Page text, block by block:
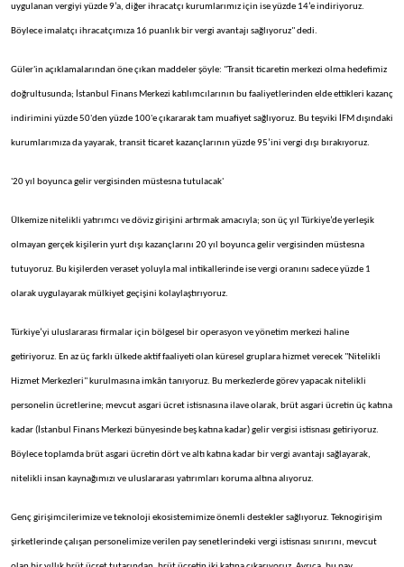
uygulanan vergiyi yüzde 9’a, diğer ihracatçı kurumlarımız için ise yüzde 14’e indiriyoruz.
Böylece imalatçı ihracatçımıza 16 puanlık bir vergi avantajı sağlıyoruz" dedi.
Güler'in açıklamalarından öne çıkan maddeler şöyle: "Transit ticaretin merkezi olma hedefimiz
doğrultusunda; İstanbul Finans Merkezi katılımcılarının bu faaliyetlerinden elde ettikleri kazanç
indirimini yüzde 50'den yüzde 100'e çıkararak tam muafiyet sağlıyoruz. Bu teşviki İFM dışındaki
kurumlarımıza da yayarak, transit ticaret kazançlarının yüzde 95’ini vergi dışı bırakıyoruz.
'20 yıl boyunca gelir vergisinden müstesna tutulacak'
Ülkemize nitelikli yatırımcı ve döviz girişini artırmak amacıyla; son üç yıl Türkiye’de yerleşik
olmayan gerçek kişilerin yurt dışı kazançlarını 20 yıl boyunca gelir vergisinden müstesna
tutuyoruz. Bu kişilerden veraset yoluyla mal intikallerinde ise vergi oranını sadece yüzde 1
olarak uygulayarak mülkiyet geçişini kolaylaştırıyoruz.
Türkiye’yi uluslararası firmalar için bölgesel bir operasyon ve yönetim merkezi haline
getiriyoruz. En az üç farklı ülkede aktif faaliyeti olan küresel gruplara hizmet verecek "Nitelikli
Hizmet Merkezleri" kurulmasına imkân tanıyoruz. Bu merkezlerde görev yapacak nitelikli
personelin ücretlerine; mevcut asgari ücret istisnasına ilave olarak, brüt asgari ücretin üç katına
kadar (İstanbul Finans Merkezi bünyesinde beş katına kadar) gelir vergisi istisnası getiriyoruz.
Böylece toplamda brüt asgari ücretin dört ve altı katına kadar bir vergi avantajı sağlayarak,
nitelikli insan kaynağımızı ve uluslararası yatırımları koruma altına alıyoruz.
Genç girişimcilerimize ve teknoloji ekosistemimize önemli destekler sağlıyoruz. Teknogirişim
şirketlerinde çalışan personelimize verilen pay senetlerindeki vergi istisnası sınırını, mevcut